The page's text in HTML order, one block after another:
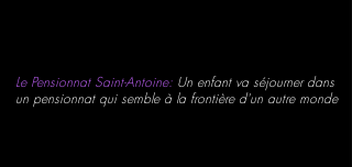
Le Pensionnat Saint-Antoine: Un enfant va séjourner dans
un pensionnat qui semble à la frontière d'un autre monde